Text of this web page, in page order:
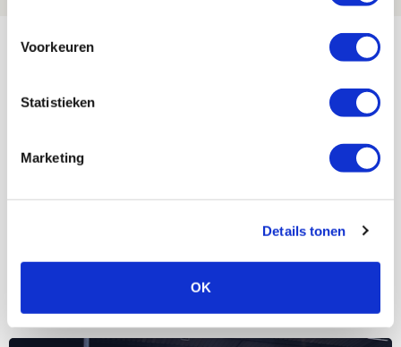
Voorkeuren
Statistieken
Marketing
Details tonen
OK
11